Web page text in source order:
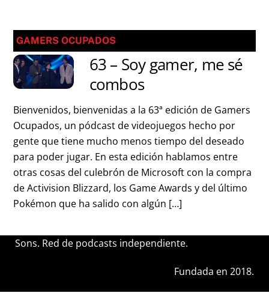
GAMERS OCUPADOS
63 – Soy gamer, me sé
combos
Bienvenidos, bienvenidas a la 63ª edición de Gamers
Ocupados, un pódcast de videojuegos hecho por
gente que tiene mucho menos tiempo del deseado
para poder jugar. En esta edición hablamos entre
otras cosas del culebrón de Microsoft con la compra
de Activision Blizzard, los Game Awards y del último
Pokémon que ha salido con algún […]
Sons. Red de podcasts independiente.
Fundada en 2018.